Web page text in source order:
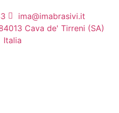
ima@imabrasivi.it
Cava de' Tirreni (SA)
Italia